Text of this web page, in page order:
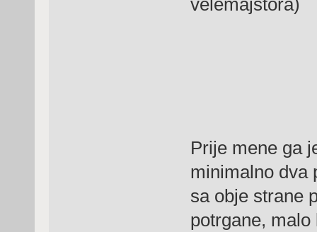
velemajstora)
Prije mene ga
minimalno dva
sa obje strane
potrgane,